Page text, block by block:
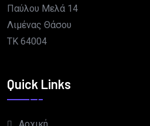
Παύλου Μελά 14
Λιμένας Θάσου
TK 64004
Quick Links